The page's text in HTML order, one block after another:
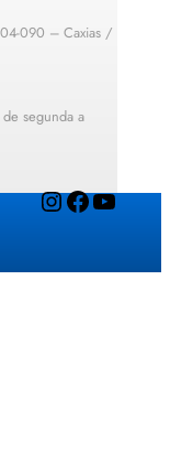
090 – Caxias /
segunda a
InstagramFacebook YouTube